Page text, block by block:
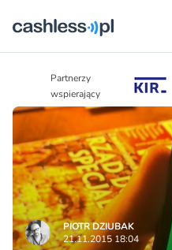
Partnerzy
wspierający
PIOTR DZIUBAK
21.11.2015 18:04